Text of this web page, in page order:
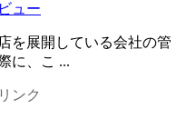
ュー
を展開している会社の管
に、こ ...
ンク